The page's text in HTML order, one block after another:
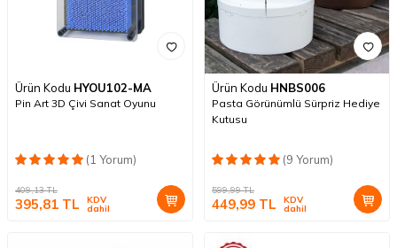
Ürün Kodu HYOU102-MA
Pin Art 3D Çivi Sanat Oyunu
(1 Yorum)
409,13TL
395,81 TL KDV
dahil
Ürün Kodu HNBS006
Pasta Görünümlü Sürpriz Hediye
Kutusu
(9 Yorum)
599,99TL
449,99 TL KDV
dahil